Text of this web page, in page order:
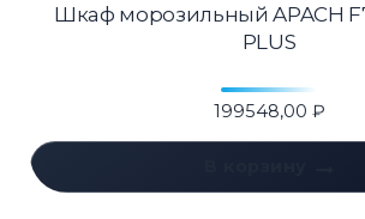
Шкаф морозильный APACH
PLUS
199548,00 ₽